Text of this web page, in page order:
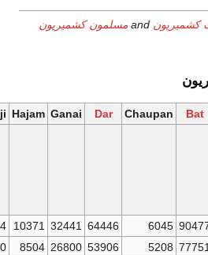
Khan
Khawja
Lone
Magre
Malik
18195
3236
34312
4523
31211
15770
2669
30055
4145
26743